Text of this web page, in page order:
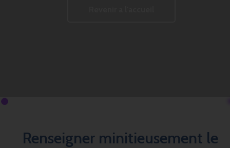
Renseigner minitieusement le